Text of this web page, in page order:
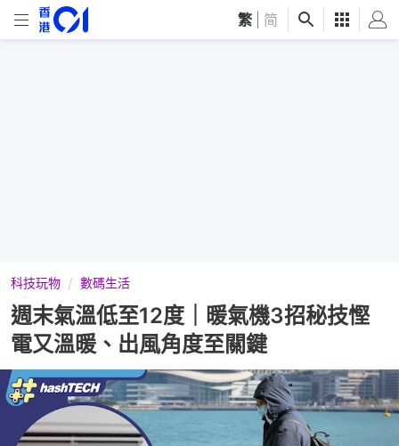
繁 简
科技玩物 數碼生活
週末氣溫低至12度｜暖氣機3招秘技慳
電又溫暖、出風角度至關鍵